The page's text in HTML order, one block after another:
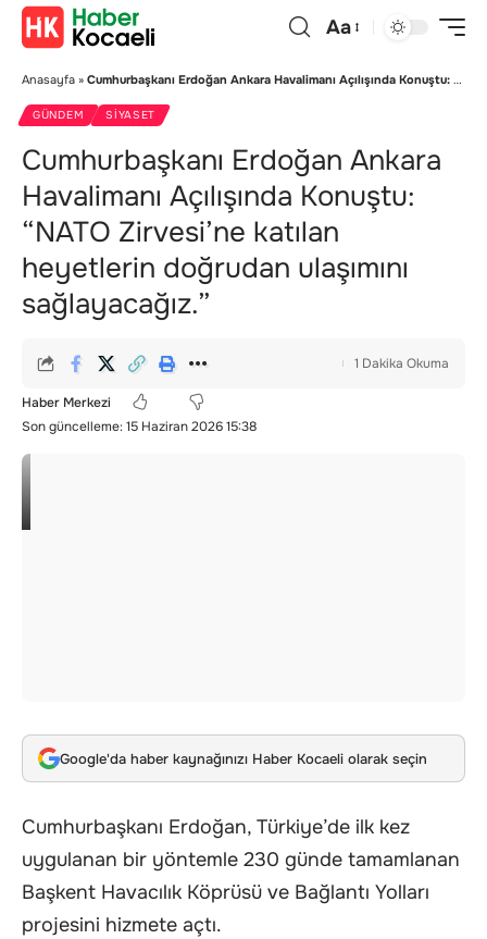
Aa
Anasayfa » Cumhurbaşkanı Erdoğan Ankara Havalimanı Açılışında Konuştu: “NATO Zirvesi’ne katılan heyetlerin doğrudan ulaşımını sağlayacağız.”
GÜNDEM SIYASET
Cumhurbaşkanı Erdoğan Ankara
Havalimanı Açılışında Konuştu:
“NATO Zirvesi’ne katılan
heyetlerin doğrudan ulaşımını
sağlayacağız.”
Son güncelleme: 15 Haziran 2026 15:38
Haber Merkezi
1 Dakika Okuma
Google'da haber kaynağınızı Haber Kocaeli olarak seçin
Cumhurbaşkanı Erdoğan, Türkiye’de ilk kez
uygulanan bir yöntemle 230 günde tamamlanan
Başkent Havacılık Köprüsü ve Bağlantı Yolları
projesini hizmete açtı.